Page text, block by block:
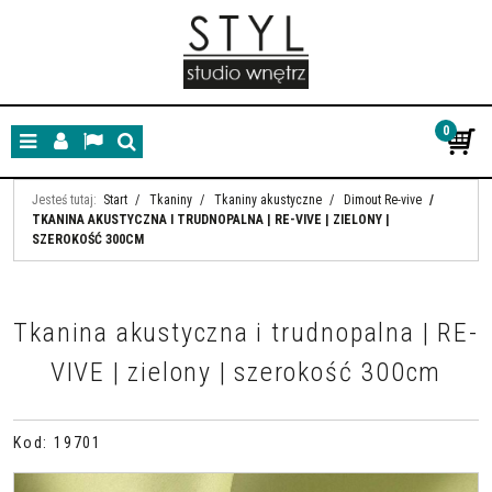
MenuPanelLangSzukaj
0
Jesteś tutaj: Start / Tkaniny / Tkaniny akustyczne / Dimout Re-vive /
TKANINA AKUSTYCZNA I TRUDNOPALNA | RE-VIVE | ZIELONY |
SZEROKOŚĆ 300CM
Tkanina akustyczna i trudnopalna | RE-
VIVE | zielony | szerokość 300cm
Kod : 19701